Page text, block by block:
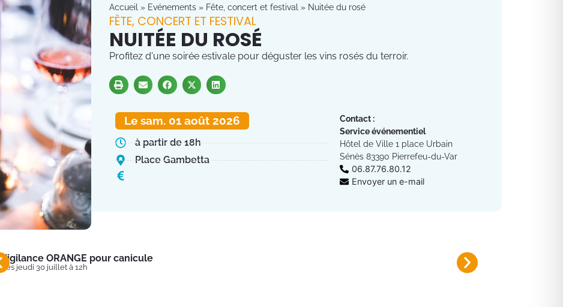
Accueil » Evénements » Fête, concert et festival » Nuitée du rosé
FÊTE, CONCERT ET FESTIVAL
NUITÉE DU ROSÉ
Profitez d'une soirée estivale pour déguster les vins rosés du terroir.
Le sam. 01 août 2026
à partir de 18h
Place Gambetta
Contact :
Service événementiel
Hôtel de Ville 1 place Urbain
Sénès 83390 Pierrefeu-du-Var
06.87.76.80.12
Envoyer un e-mail
Vigilance ORANGE pour canicule
Dès jeudi 30 juillet à 12h
Plan canicule 2026
Inscrivez-vous sur le registre